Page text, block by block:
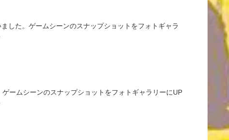
した。ゲームシーンのスナップショットをフォトギャラ
ームシーンのスナップショットをフォトギャラリーにUP